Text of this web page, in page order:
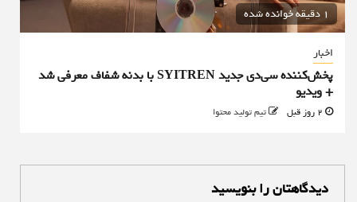
1 دقیقه خوانده شده
اخبار
پخش‌کننده سی‌دی جدید SYITREN با بدنه شفاف معرفی شد
+ ویدیو
تیم تولید محتوا
دیدگاهتان را بنویسید